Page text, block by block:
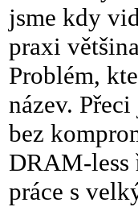
jsme kdy
praxi
Problém,
název.
bez
DRAM-less
práce s